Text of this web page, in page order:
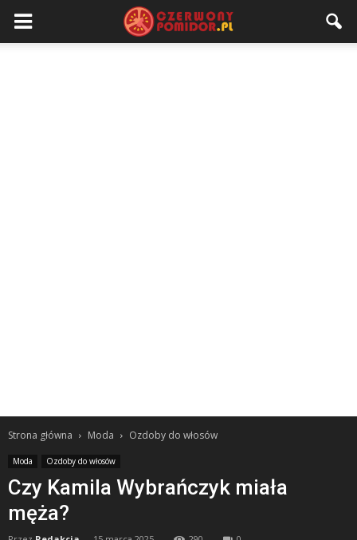
Strona główna Moda Ozdoby do włosów
Moda Ozdoby do włosów
Czy Kamila Wybrańczyk miała
męża?